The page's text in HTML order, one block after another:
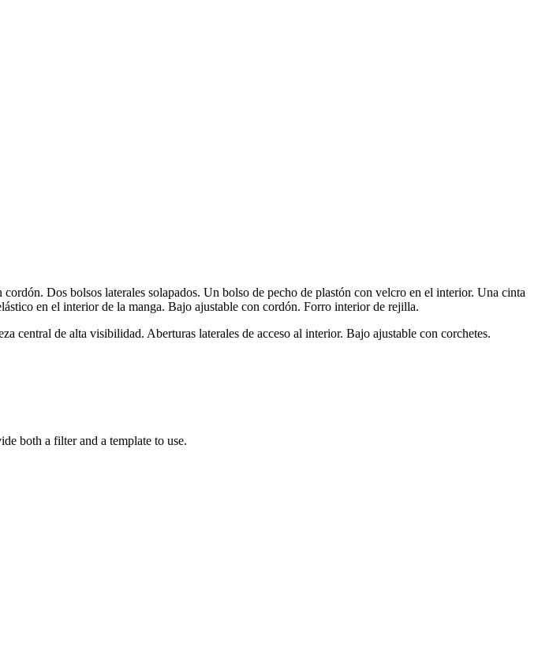
Dos bolsos laterales solapados. Un bolso de pecho de plastón con velcro en el interior. Una cinta
en el interior de la manga. Bajo ajustable con cordón. Forro interior de rejilla.
central de alta visibilidad. Aberturas laterales de acceso al interior. Bajo ajustable con corchetes.
both a filter and a template to use.